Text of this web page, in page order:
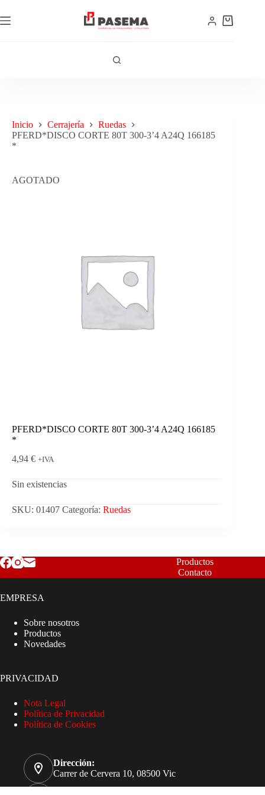
Inicio Cerrajería
Ruedas
PFERD*DISCO CORTE 80T 300-3’4 A24Q 166185
*
AGOTADO
PFERD*DISCO CORTE 80T 300-3’4 A24Q 166185
*
4,94 € +IVA
Sin existencias
SKU: 01407 Categoría: Ruedas
Productos
Contacto
EMPRESA
Sobre nosotros
Productos
Novedades
PRIVACIDAD
Nota Legal
Política de Privacidad
Política de Cookies
Dirección:
Carrer de Cervera 10, 08500 Vic